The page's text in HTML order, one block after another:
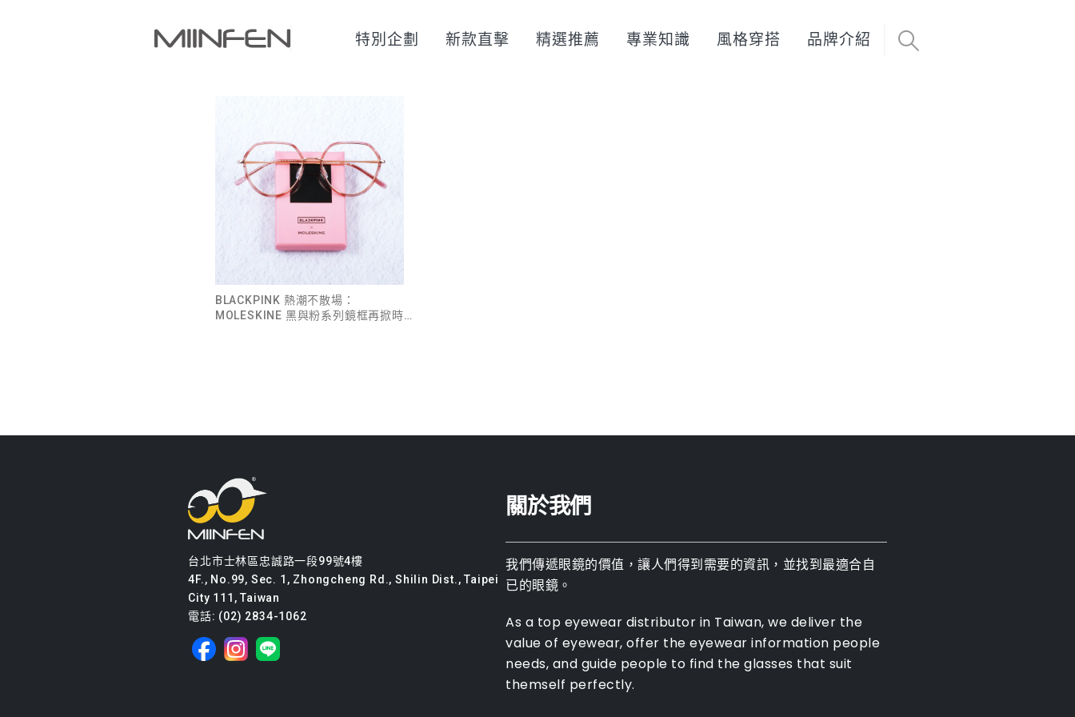
特別企劃 新款直擊 精選推薦 專業知識 風格穿搭 品牌介紹
BLACKPINK 熱潮不散場：
MOLESKINE 黑與粉系列鏡框再掀時
台北市士林區忠誠路一段99號4樓
4F., No.99, Sec. 1, Zhongcheng Rd., Shilin Dist., Taipei
City 111, Taiwan
電話: (02) 2834-1062
關於我們
我們傳遞眼鏡的價值，讓人們得到需要的資訊，並找到最適合自
已的眼鏡。
As a top eyewear distributor in Taiwan, we deliver the
value of eyewear, offer the eyewear information people
needs, and guide people to find the glasses that suit
themself perfectly.